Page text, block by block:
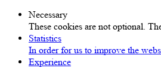
Necessary
These cookies are not optional.
Statistics
In order for us to improve the
Experience